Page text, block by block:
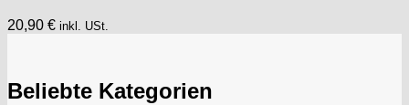
20,90 € inkl. USt.
Beliebte Kategorien